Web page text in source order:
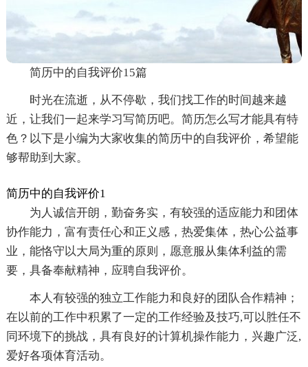
简历中的自我评价15篇
时光在流逝，从不停歇，我们找工作的时间越来越
近，让我们一起来学习写简历吧。简历怎么写才能具有特
色？以下是小编为大家收集的简历中的自我评价，希望能
够帮助到大家。
简历中的自我评价1
为人诚信开朗，勤奋务实，有较强的适应能力和团体
协作能力，富有责任心和正义感，热爱集体，热心公益事
业，能恪守以大局为重的原则，愿意服从集体利益的需
要，具备奉献精神，应聘自我评价。
本人有较强的独立工作能力和良好的团队合作精神；
在以前的工作中积累了一定的工作经验及技巧,可以胜任不
同环境下的挑战，具有良好的计算机操作能力，兴趣广泛,
爱好各项体育活动。